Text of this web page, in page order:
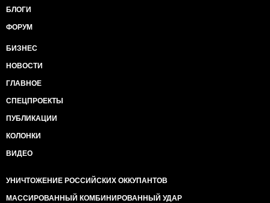
БЛОГИ
ФОРУМ
БИЗНЕС
НОВОСТИ
ГЛАВНОЕ
СПЕЦПРОЕКТЫ
ПУБЛИКАЦИИ
КОЛОНКИ
ВИДЕО
УНИЧТОЖЕНИЕ РОССИЙСКИХ ОККУПАНТОВ
МАССИРОВАННЫЙ КОМБИНИРОВАННЫЙ УДАР